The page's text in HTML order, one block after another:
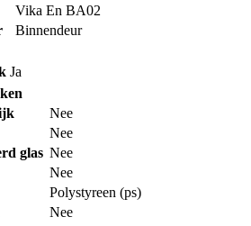
Vika En BA02
Binnendeur
Ja
Nee
Nee
glas Nee
Nee
Polystyreen (ps)
Nee